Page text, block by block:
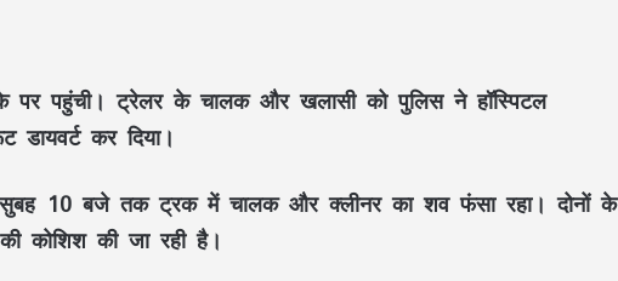
पर पहुंची। ट्रेलर के चालक और खलासी को पुलिस ने हॉस्पिटल
कर दिया।
सुबह 10 बजे तक ट्रक में चालक और क्लीनर का शव फंसा रहा। दोनों के
कोशिश की जा रही है।